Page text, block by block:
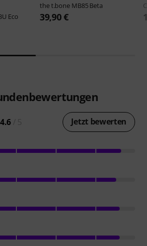
Eco
the t.bone MB85 Beta
39,90 €
4.6 Jetzt bewerten